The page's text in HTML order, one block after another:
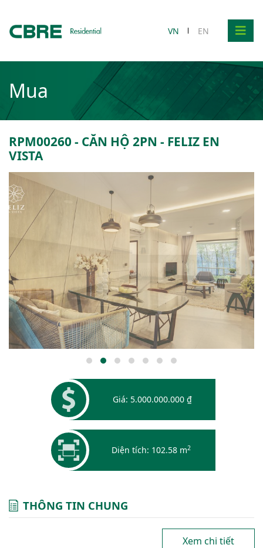
VN EN
Mua
RPM00260 - CĂN HỘ 2PN - FELIZ EN
VISTA
Giá: 5.000.000.000 ₫
Diện tích: 102.58 m2
THÔNG TIN CHUNG
Xem chi tiết